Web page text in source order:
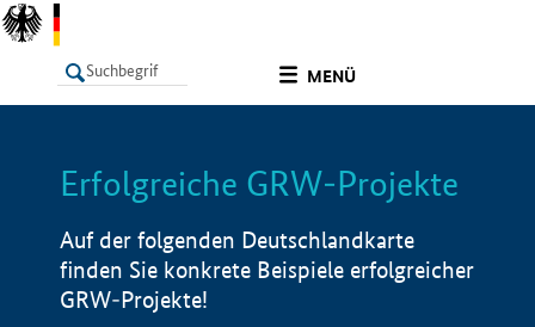
MENÜ
LISTE Info
Erfolgreiche GRW-Projekte
Auf der folgenden Deutschlandkarte
finden Sie konkrete Beispiele erfolgreicher
GRW-Projekte!